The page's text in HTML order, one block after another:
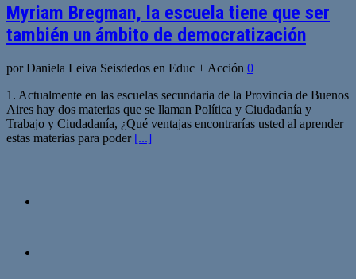
Myriam Bregman, la escuela tiene que ser
también un ámbito de democratización
por Daniela Leiva Seisdedos en Educ + Acción 0
1. Actualmente en las escuelas secundaria de la Provincia de Buenos
Aires hay dos materias que se llaman Política y Ciudadanía y
Trabajo y Ciudadanía, ¿Qué ventajas encontrarías usted al aprender
estas materias para poder [...]